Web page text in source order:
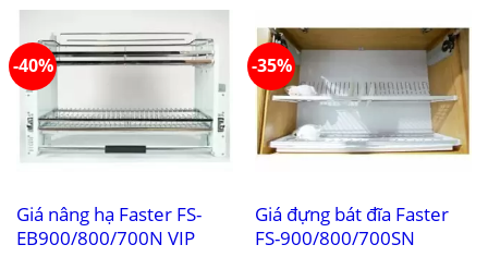
-40%
Giá nâng hạ Faster FS-
EB900/800/700N VIP
-35%
Giá đựng bát đĩa Faster
FS-900/800/700SN